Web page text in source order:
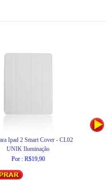
Ipad 2 Smart Cover - CL02
UNIK Iluminação
Por : R$19,90